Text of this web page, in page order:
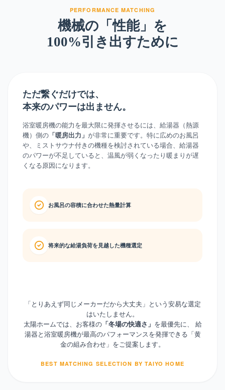
PERFORMANCE MATCHING
機械の「性能」を
100%引き出すために
ただ繋ぐだけでは、
本来のパワーは出ません。
浴室暖房機の能力を最大限に発揮させるには、給湯器（熱源
機）側の「暖房出力」 が非常に重要です。特に広めのお風呂
や、ミストサウナ付きの機種を検討されている場合、給湯器
のパワーが不足していると、温風が弱くなったり暖まりが遅
くなる原因になります。
お風呂の容積に合わせた熱量計算
将来的な給湯負荷を見越した機種選定
「とりあえず同じメーカーだから大丈夫」という安易な選定
はいたしません。
太陽ホームでは、お客様の「冬場の快適さ」 を最優先に、
給
湯器と浴室暖房機が最高のパフォーマンスを発揮できる「黄
金の組み合わせ」をご提案します。
BEST MATCHING SELECTION BY TAIYO HOME